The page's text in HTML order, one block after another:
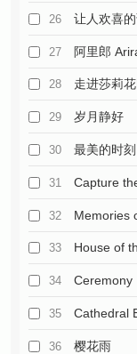
26 让人欢喜
27 阿里郎
28 走进莎莉
29 岁月静好
30 最美的时刻
31 Capture
32 Memories
33 House of
34 Ceremony
35 Cathedral
36 樱花雨